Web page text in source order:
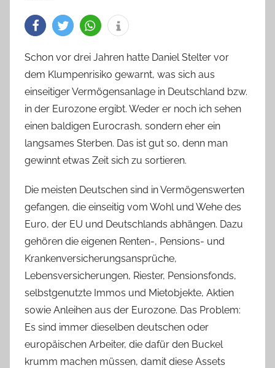
Schon vor drei Jahren hatte Daniel Stelter vor
dem Klumpenrisiko gewarnt, was sich aus
einseitiger Vermögensanlage in Deutschland bzw.
in der Eurozone ergibt. Weder er noch ich sehen
einen baldigen Eurocrash, sondern eher ein
langsames Sterben. Das ist gut so, denn man
gewinnt etwas Zeit sich zu sortieren.
Die meisten Deutschen sind in Vermögenswerten
gefangen, die einseitig vom Wohl und Wehe des
Euro, der EU und Deutschlands abhängen. Dazu
gehören die eigenen Renten-, Pensions- und
Krankenversicherungsansprüche,
Lebensversicherungen, Riester, Pensionsfonds,
selbstgenutzte Immos und Mietobjekte, Aktien
sowie Anleihen aus der Eurozone. Das Problem:
Es sind immer dieselben deutschen oder
europäischen Arbeiter, die dafür den Buckel
krumm machen müssen, damit diese Assets